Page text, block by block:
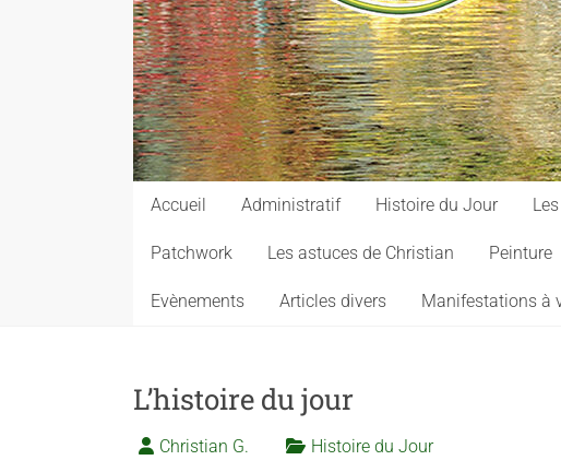
Accueil Administratif Histoire du Jour
Patchwork Les astuces de Christian Peinture
Evènements Articles divers Manifestations à
L’histoire du jour
Christian G. Histoire du Jour